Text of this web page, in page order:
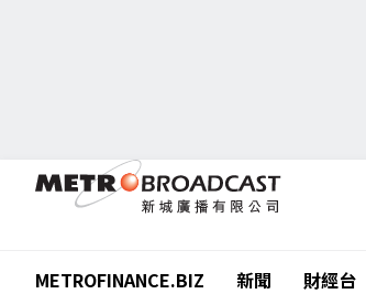
METROFINANCE.BIZ 新聞 財經台